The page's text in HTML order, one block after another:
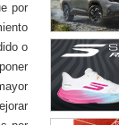
por
o